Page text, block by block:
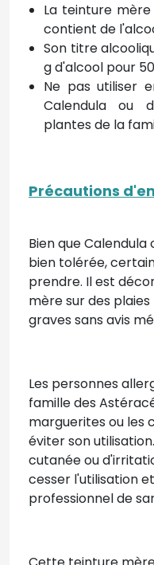
La teinture mère
contient de
Son titre
g d'alcool pour
Ne pas utiliser
Calendula ou
plantes de la
Précautions
Bien que
bien tolérée,
prendre. Il est
mère sur des
graves sans avis
Les personnes
famille des
marguerites ou les
éviter son
cutanée ou
cesser l'utilisation
professionnel de